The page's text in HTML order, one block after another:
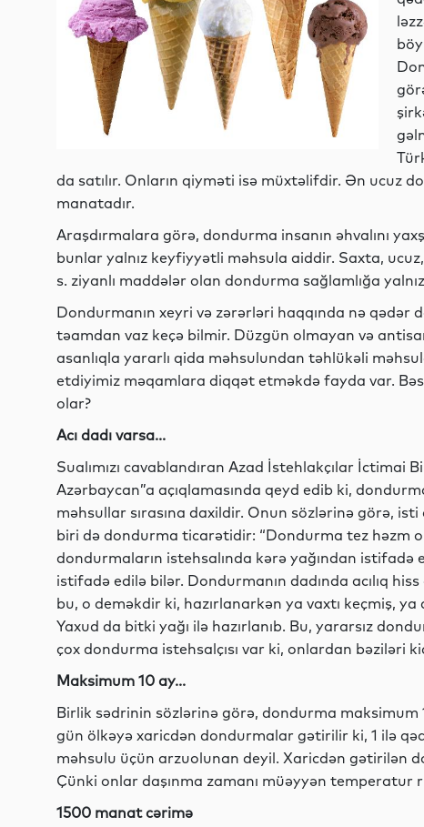
da satılır. Onların qiyməti isə müxtəlifdir. Ən ucuz
manatadır.
Araşdırmalara görə, dondurma insanın əhvalını
bunlar yalnız keyfiyyətli məhsula aiddir. Saxta,
s. ziyanlı maddələr olan dondurma sağlamlığa
Dondurmanın xeyri və zərərləri haqqında nə qədər
təamdan vaz keçə bilmir. Düzgün olmayan və
asanlıqla yararlı qida məhsulundan təhlükəli
etdiyimiz məqamlara diqqət etməkdə fayda var.
olar?
Acı dadı varsa...
Sualımızı cavablandıran Azad İstehlakçılar İctimai
Azərbaycan”a açıqlamasında qeyd edib ki,
məhsullar sırasına daxildir. Onun sözlərinə görə,
biri də dondurma ticarətidir: “Dondurma tez həzm
dondurmaların istehsalında kərə yağından istifadə
istifadə edilə bilər. Dondurmanın dadında acılıq
bu, o deməkdir ki, hazırlanarkən ya vaxtı keçmiş,
Yaxud da bitki yağı ilə hazırlanıb. Bu, yararsız
çox dondurma istehsalçısı var ki, onlardan bəziləri
Maksimum 10 ay...
Birlik sədrinin sözlərinə görə, dondurma
gün ölkəyə xaricdən dondurmalar gətirilir ki, 1 ilə
məhsulu üçün arzuolunan deyil. Xaricdən gətirilən
Çünki onlar daşınma zamanı müəyyən temperatur
1500 manat cərimə